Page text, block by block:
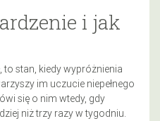
i jak
to stan, kiedy wypróżnienia
im uczucie niepełnego
się o nim wtedy, gdy
niż trzy razy w tygodniu.